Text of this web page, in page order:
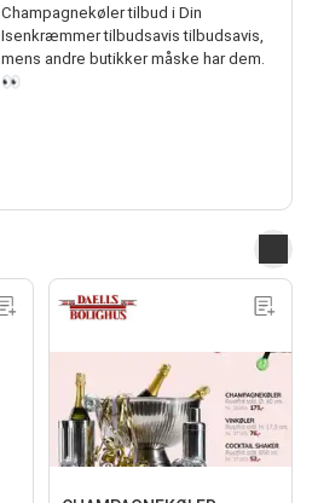
Champagnekøler tilbud i Din
Isenkræmmer tilbudsavis tilbudsavis,
mens andre butikker måske har dem.
👀